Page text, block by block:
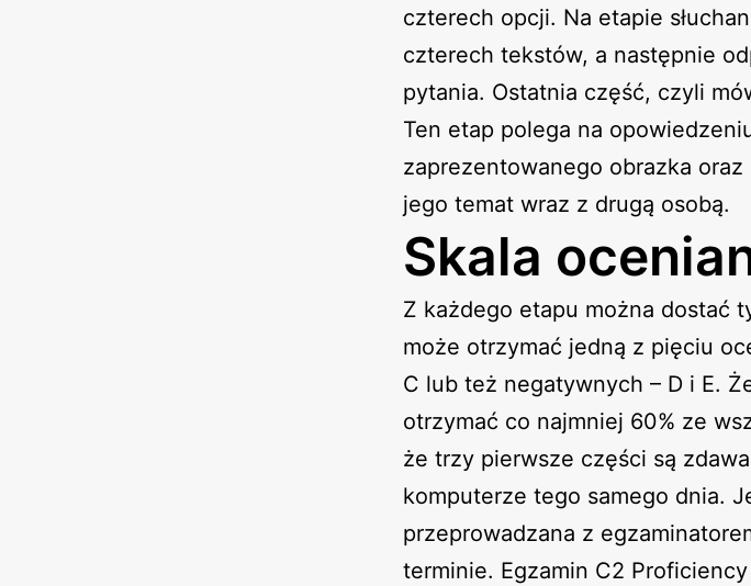
czterech opcji. Na etapie
czterech tekstów, a następnie
pytania. Ostatnia część, czyli
Ten etap polega na
zaprezentowanego obrazka
jego temat wraz z drugą osobą.
Skala
Z każdego etapu można dostać
może otrzymać jedną z pięciu
C lub też negatywnych – D i E.
otrzymać co najmniej 60% ze
że trzy pierwsze części są
komputerze tego samego dnia.
przeprowadzana z
terminie. Egzamin C2